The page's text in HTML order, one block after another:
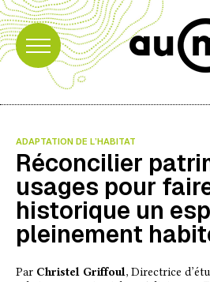
ADAPTATION DE L’HABITAT
Réconcilier
usages pour
historique un
pleinement
Par Christel Griffoul, Directrice